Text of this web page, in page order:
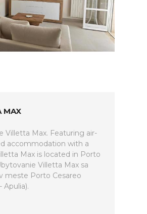
MAX
Villetta Max. Featuring air-
accommodation with a
Max is located in Porto
Villetta Max sa
meste Porto Cesareo
Apulia).